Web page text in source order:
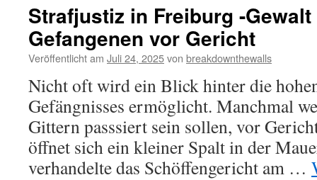
Strafjustiz in Freiburg -
Gefangenen vor Gericht
Veröffentlicht am Juli 24, 2025von breakdownthewalls
Nicht oft wird ein Blick hinter die
Gefängnisses ermöglicht. Manchmal
Gittern passsiert sein sollen, vor
öffnet sich ein kleiner Spalt in der
verhandelte das Schöffengericht am …